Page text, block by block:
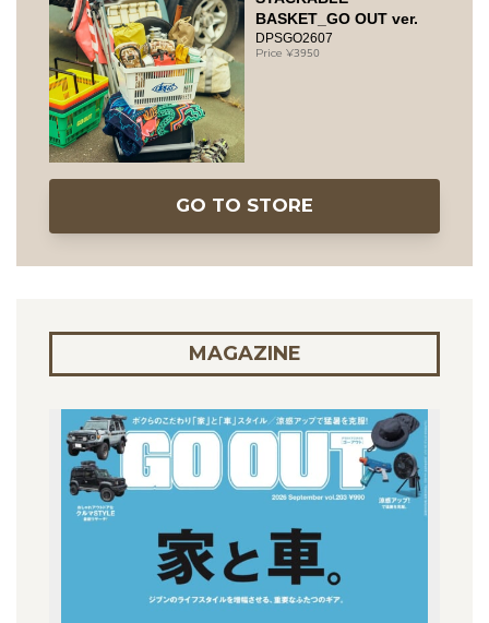
BASKET_GO OUT ver.
DPSGO2607
3950
GO TO STORE
MAGAZINE